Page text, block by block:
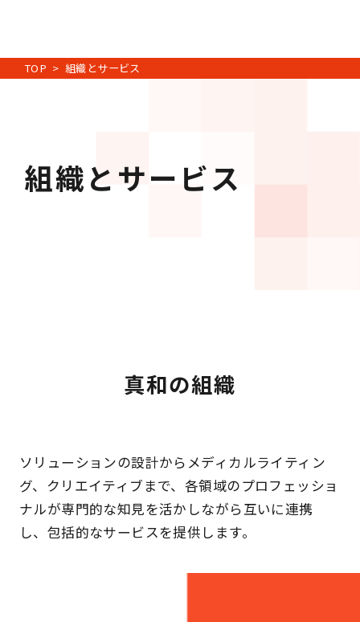
TOP 組織とサービス
組織とサービス
真和の組織
ソリューションの設計からメディカルライティン
グ、クリエイティブまで、各領域のプロフェッショ
ナルが専門的な知見を活かしながら互いに連携
し、包括的なサービスを提供します。